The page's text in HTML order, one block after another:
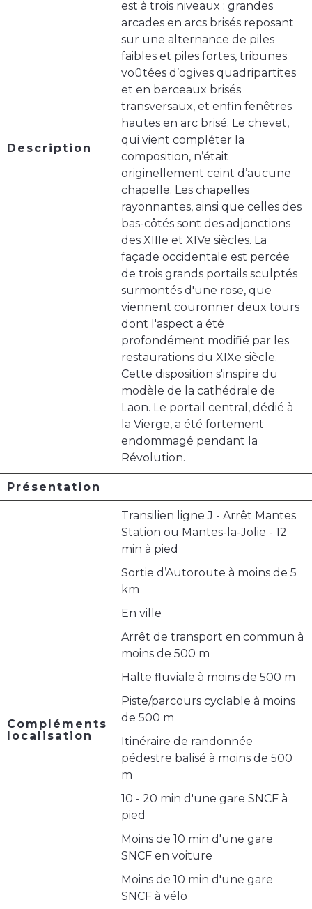
Description
est à trois niveaux : grandes
arcades en arcs brisés reposant
sur une alternance de piles
faibles et piles fortes, tribunes
voûtées d’ogives quadripartites
et en berceaux brisés
transversaux, et enfin fenêtres
hautes en arc brisé. Le chevet,
qui vient compléter la
composition, n’était
originellement ceint d’aucune
chapelle. Les chapelles
rayonnantes, ainsi que celles des
bas-côtés sont des adjonctions
des XIIIe et XIVe siècles. La
façade occidentale est percée
de trois grands portails sculptés
surmontés d'une rose, que
viennent couronner deux tours
dont l'aspect a été
profondément modifié par les
restaurations du XIXe siècle.
Cette disposition s'inspire du
modèle de la cathédrale de
Laon. Le portail central, dédié à
la Vierge, a été fortement
endommagé pendant la
Révolution.
Présentation
Compléments
localisation
Transilien ligne J - Arrêt Mantes
Station ou Mantes-la-Jolie - 12
min à pied
Sortie d’Autoroute à moins de 5
km
En ville
Arrêt de transport en commun à
moins de 500 m
Halte fluviale à moins de 500 m
Piste/parcours cyclable à moins
de 500 m
Itinéraire de randonnée
pédestre balisé à moins de 500
m
10 - 20 min d'une gare SNCF à
pied
Moins de 10 min d'une gare
SNCF en voiture
Moins de 10 min d'une gare
SNCF à vélo